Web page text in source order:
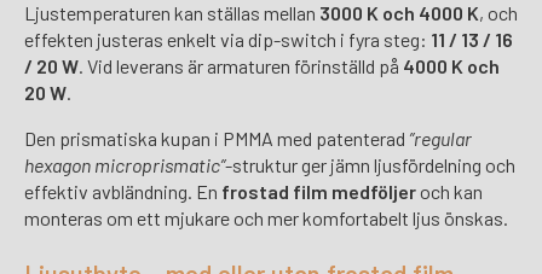
Ljustemperaturen kan ställas mellan 3000 K och 4000 K, och
effekten justeras enkelt via dip-switch i fyra steg: 11 / 13 / 16
/ 20 W. Vid leverans är armaturen förinställd på 4000 K och
20 W.
Den prismatiska kupan i PMMA med patenterad ”regular
hexagon microprismatic”-struktur ger jämn ljusfördelning och
effektiv avbländning. En frostad film medföljer och kan
monteras om ett mjukare och mer komfortabelt ljus önskas.